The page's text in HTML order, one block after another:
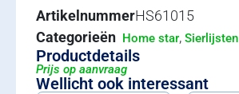
ArtikelnummerHS61015
Categorieën Home star, Sierlijsten
Productdetails
Prijs op aanvraag
Wellicht ook interessant